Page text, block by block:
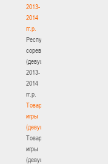
2013-
2014
гг.р.
Республиканские
соревнования
(девушки)
2013-
2014
гг.р.
Товарищеские
игры
(девушки)
Товарищеские
игры
(девушки)